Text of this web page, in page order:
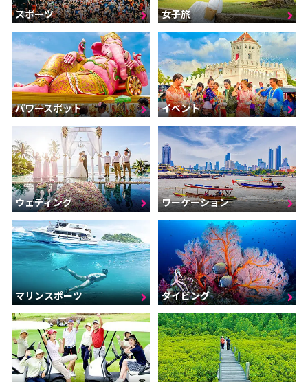
スポーツ 女子旅
パワースポット イベント
ウェディング ワーケーション
マリンスポーツ ダイビング